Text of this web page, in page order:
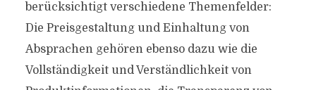
berücksichtigt verschiedene Themenfelder:
Die Preisgestaltung und Einhaltung von
Absprachen gehören ebenso dazu wie die
Vollständigkeit und Verständlichkeit von